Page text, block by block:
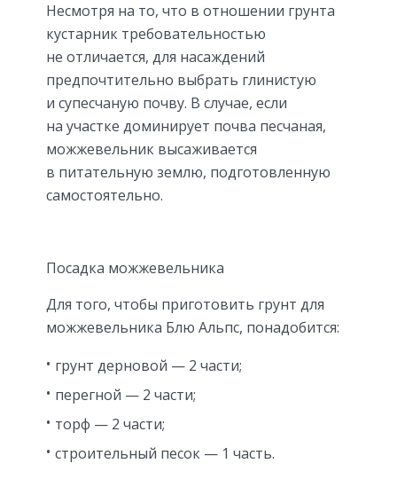
Несмотря на то, что в отношении грунта
кустарник требовательностью
не отличается, для насаждений
предпочтительно выбрать глинистую
и супесчаную почву. В случае, если
на участке доминирует почва песчаная,
можжевельник высаживается
в питательную землю, подготовленную
самостоятельно.
Посадка можжевельника
Для того, чтобы приготовить грунт для
можжевельника Блю Альпс, понадобится:
грунт дерновой — 2 части;
перегной — 2 части;
торф — 2 части;
строительный песок — 1 часть.